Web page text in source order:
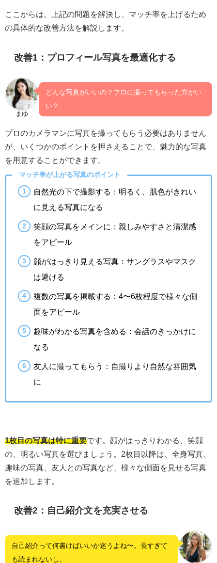
ここからは、上記の問題を解決し、マッチ率を上げるため
の具体的な改善方法を解説します。
改善1：プロフィール写真を最適化する
まゆ
どんな写真がいいの？プロに撮ってもらった方がい
い？
プロのカメラマンに写真を撮ってもらう必要はありません
が、いくつかのポイントを押さえることで、魅力的な写真
を用意することができます。
マッチ率が上がる写真のポイント
自然光の下で撮影する：明るく、肌色がきれい
に見える写真になる
笑顔の写真をメインに：親しみやすさと清潔感
をアピール
顔がはっきり見える写真：サングラスやマスク
は避ける
複数の写真を掲載する：4〜6枚程度で様々な側
面をアピール
趣味がわかる写真を含める：会話のきっかけに
なる
友人に撮ってもらう：自撮りより自然な雰囲気
に
1枚目の写真は特に重要です。顔がはっきりわかる、笑顔
の、明るい写真を選びましょう。2枚目以降は、全身写真、
趣味の写真、友人との写真など、様々な側面を見せる写真
を追加します。
改善2：自己紹介文を充実させる
自己紹介って何書けばいいか迷うよね〜。長すぎて
も読まれないし。